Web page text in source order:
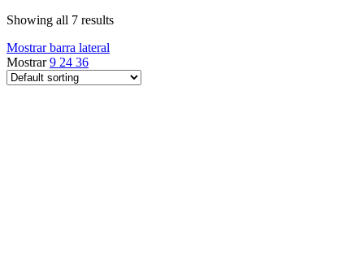
Showing all 7 results
Mostrar barra lateral
Mostrar9 24 36